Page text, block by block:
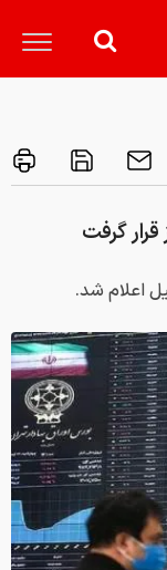
گرفت
اعلام شد.